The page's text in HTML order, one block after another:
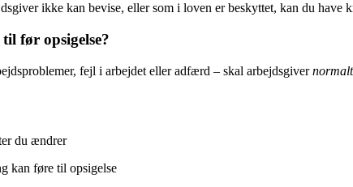
ikke kan bevise, eller som i loven er beskyttet, kan du have
før opsigelse?
fejl i arbejdet eller adfærd – skal arbejdsgivernormalt
du ændrer
kan føre til opsigelse